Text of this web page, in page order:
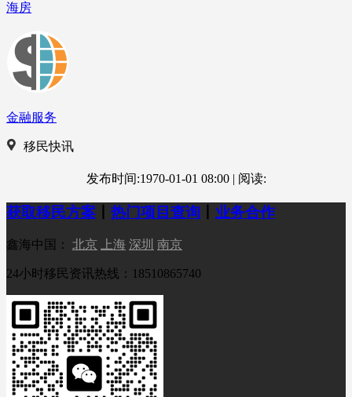
海房
金融服务
移民快讯
发布时间:1970-01-01 08:00 | 阅读:
获取移民方案 热门项目查询 业务合作
鑫海中国： 北京 上海 深圳 南京
24小时移民资讯热线：18510865740